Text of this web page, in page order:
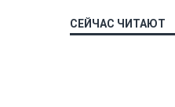
СЕЙЧАС ЧИТАЮТ